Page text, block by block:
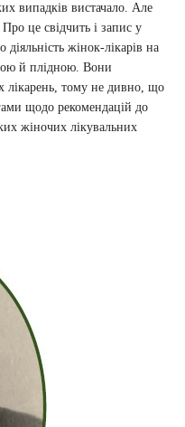
випадків вистачало. Але
це свідчить і запис у
жінок-лікарів на
й плідною. Вони
лікарень, тому не дивно, що
щодо рекомендацій до
жіночих лікувальних